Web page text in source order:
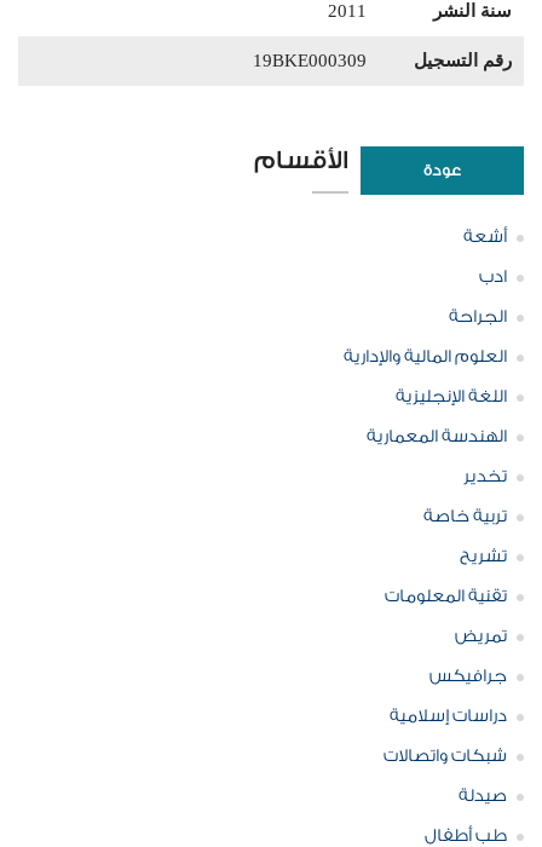
سنة النشر 2011
رقم التسجيل 19BKE000309
عودة الأقسام
أشعة
ادب
الجراحة
العلوم المالية والإدارية
اللغة الإنجليزية
الهندسة المعمارية
تخدير
تربية خاصة
تشريح
تقنية المعلومات
تمريض
جرافيكس
دراسات إسلامية
شبكات واتصالات
صيدلة
طب أطفال